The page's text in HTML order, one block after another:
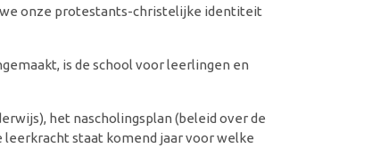
we onze protestants-christelijke identiteit
is de school voor leerlingen en
het nascholingsplan (beleid over de
staat komend jaar voor welke